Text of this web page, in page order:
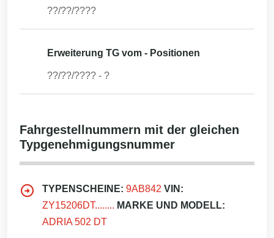
??/??/????
Erweiterung TG vom - Positionen
??/??/???? - ?
Fahrgestellnummern mit der gleichen
Typgenehmigungsnummer
TYPENSCHEINE: 9AB842 VIN:
ZY15206DT........ MARKE UND MODELL:
ADRIA 502 DT